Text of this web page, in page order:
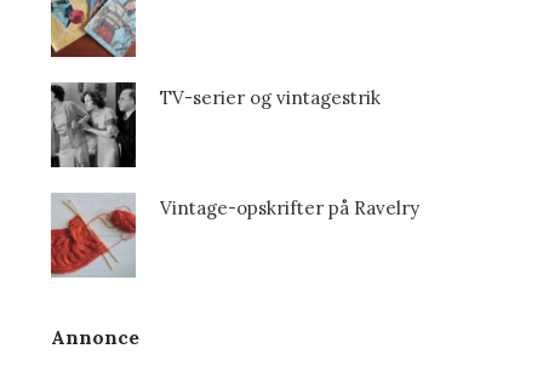
TV-serier og vintagestrik
Vintage-opskrifter på Ravelry
Annonce